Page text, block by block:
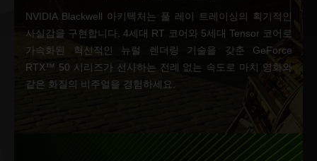
NVIDIA Blackwell 아키텍처는 풀 레이 트레이싱의 획기적인
사실감을 구현합니다. 4세대 RT 코어와 5세대 Tensor 코어로
가속화된 혁신적인 뉴럴 렌더링 기술을 갖춘 GeForce
RTX™ 50 시리즈가 선사하는 전례 없는 속도로 마치 영화와
같은 화질의 비주얼을 경험하세요.